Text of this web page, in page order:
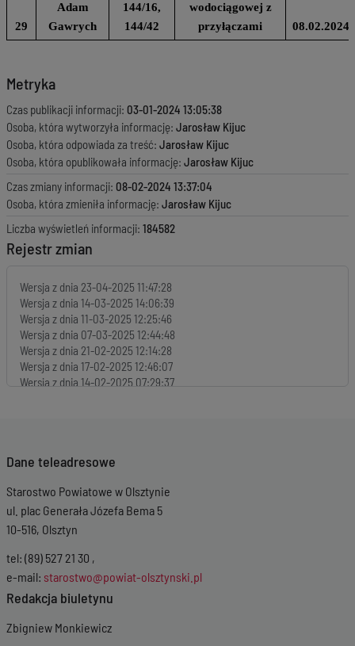
29
Adam
Gawrych
144/16,
144/42
wodociągowej z
przyłączami
08.02.2024
Metryka
Czas publikacji informacji: 03-01-2024 13:05:38
Osoba, która wytworzyła informację: Jarosław Kijuc
Osoba, która odpowiada za treść: Jarosław Kijuc
Osoba, która opublikowała informację: Jarosław Kijuc
Czas zmiany informacji: 08-02-2024 13:37:04
Osoba, która zmieniła informację: Jarosław Kijuc
Liczba wyświetleń informacji: 184582
Rejestr zmian
Wersja z dnia 23-04-2025 11:47:28
Wersja z dnia 14-03-2025 14:06:39
Wersja z dnia 11-03-2025 12:25:46
Wersja z dnia 07-03-2025 12:44:48
Wersja z dnia 21-02-2025 12:14:28
Wersja z dnia 17-02-2025 12:46:07
Wersja z dnia 14-02-2025 07:29:37
Wersja z dnia17-01-2025 13:13:55
Wersja z dnia15-01-2025 08:07:37
Wersja z dnia14-01-2025 14:09:12
Wersja z dnia
Wersja z dnia
Wersja z dnia09-01-2025 12:25:10
Wersja z dnia09-01-2025 11:21:47
08-01-2025 13:23:59
Wersja z dnia07-01-2025 09:56:12
Wersja z dnia30-12-2024 07:58:07
Dane teleadresowe
Starostwo Powiatowe w Olsztynie
ul. plac Generała Józefa Bema 5
10-516, Olsztyn
tel: (89) 527 21 30 ,
e-mail: starostwo@powiat-olsztynski.pl
Redakcja biuletynu
Zbigniew Monkiewicz